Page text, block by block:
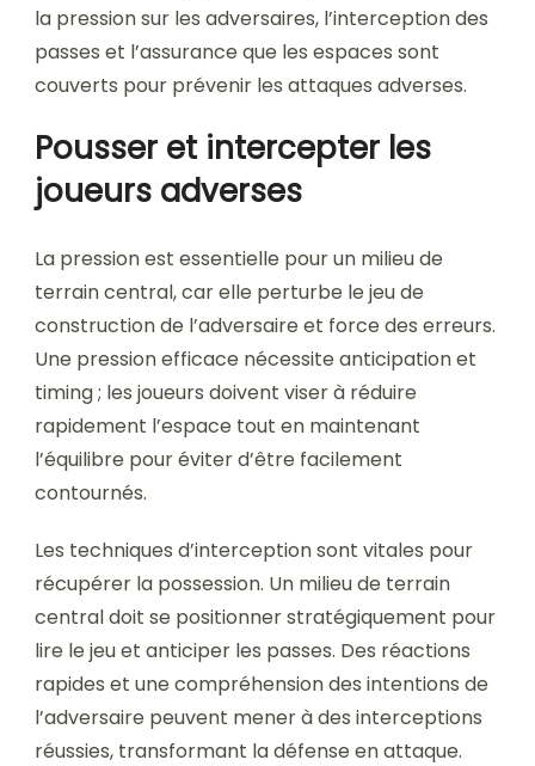
la pression sur les adversaires, l’interception des
passes et l’assurance que les espaces sont
couverts pour prévenir les attaques adverses.
Pousser et intercepter les
joueurs adverses
La pression est essentielle pour un milieu de
terrain central, car elle perturbe le jeu de
construction de l’adversaire et force des erreurs.
Une pression efficace nécessite anticipation et
timing ; les joueurs doivent viser à réduire
rapidement l’espace tout en maintenant
l’équilibre pour éviter d’être facilement
contournés.
Les techniques d’interception sont vitales pour
récupérer la possession. Un milieu de terrain
central doit se positionner stratégiquement pour
lire le jeu et anticiper les passes. Des réactions
rapides et une compréhension des intentions de
l’adversaire peuvent mener à des interceptions
réussies, transformant la défense en attaque.